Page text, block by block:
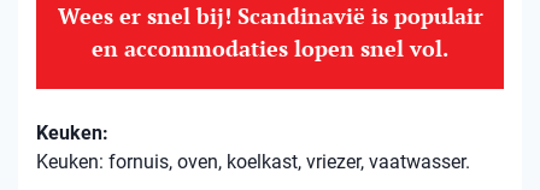
Wees er snel bij! Scandinavië is populair
en accommodaties lopen snel vol.
Keuken:
Keuken: fornuis, oven, koelkast, vriezer, vaatwasser.